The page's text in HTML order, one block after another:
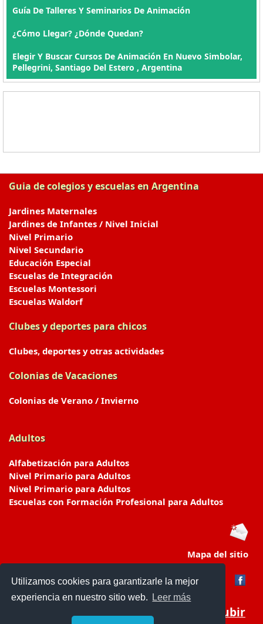
Utilizamos cookies para garantizarle la mejor
experiencia en nuestro sitio web.
Leer más
Guía De Talleres Y Seminarios De Animación
¿Cómo Llegar? ¿Dónde Quedan?
Elegir Y Buscar Cursos De Animación En Nuevo Simbolar,
Pellegrini, Santiago Del Estero , Argentina
Guia de colegios y escuelas en Argentina
Jardines Maternales
Jardines de Infantes / Nivel Inicial
Nivel Primario
Nivel Secundario
Educación Especial
Escuelas de Integración
Escuelas Montessori
Escuelas Waldorf
Clubes y deportes para chicos
Clubes, deportes y otras actividades
Colonias de Vacaciones
Colonias de Verano / Invierno
Adultos
Alfabetización para Adultos
Nivel Primario para Adultos
Nivel Primario para Adultos
Escuelas con Formación Profesional para Adultos
Mapa del sitio
Subir